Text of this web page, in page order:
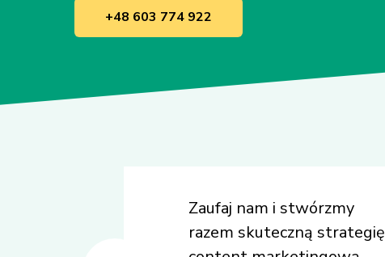
+48 603 774 922
Zaufaj nam i stwórzmy
razem skuteczną strategię